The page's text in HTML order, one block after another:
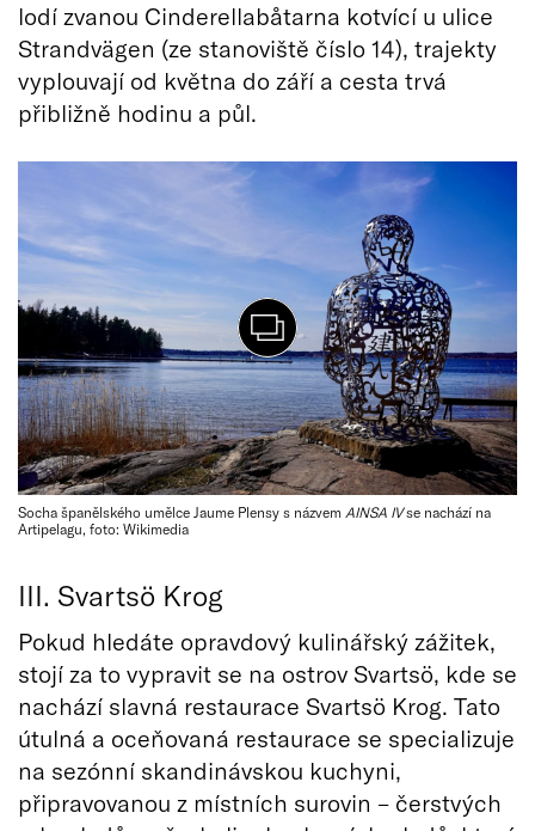
lodí zvanou Cinderellabåtarna kotvící u ulice
Strandvägen (ze stanoviště číslo 14), trajekty
vyplouvají od května do září a cesta trvá
přibližně hodinu a půl.
Socha španělského umělce Jaume Plensy s názvem AINSA IVse nachází na
Artipelagu, foto: Wikimedia
III. Svartsö Krog
Pokud hledáte opravdový kulinářský zážitek,
stojí za to vypravit se na ostrov Svartsö, kde se
nachází slavná restaurace Svartsö Krog. Tato
útulná a oceňovaná restaurace se specializuje
na sezónní skandinávskou kuchyni,
připravovanou z místních surovin – čerstvých